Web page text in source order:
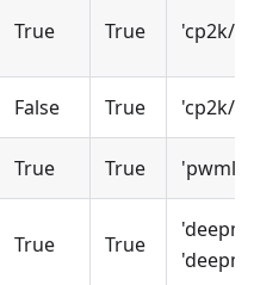
True True 'cp2k/
False True 'cp2k/
True True
True True